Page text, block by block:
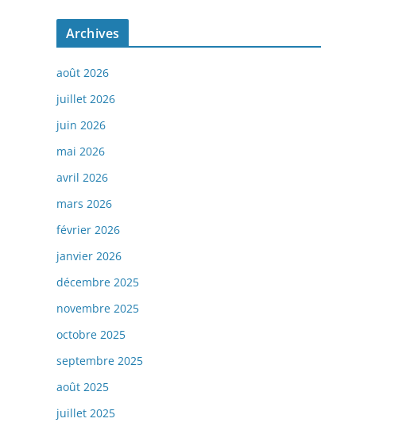
Archives
août 2026
juillet 2026
juin 2026
mai 2026
avril 2026
mars 2026
février 2026
janvier 2026
décembre 2025
novembre 2025
octobre 2025
septembre 2025
août 2025
juillet 2025